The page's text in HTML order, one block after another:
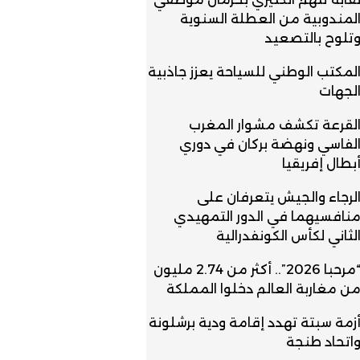
المندوبية من العطلة السنوية
وتلوح بالتصعيد
المكتب الوطني للسياحة يعزز جاذبية
الجهات
القرعة تكشف مشوار المغرب
الفاسي ونهضة بركان في دوري
أبطال إفريقيا
الرجاء والجيش يتعرفان على
منافسيهما في الدور التمهيدي
الثاني لكأس الكونفدرالية
“مرحبا 2026”.. أكثر من 2.74 مليون
من مغاربة العالم دخلوا المملكة
أزمة سبتة تهدد إقامة ودية برشلونة
واتحاد طنجة